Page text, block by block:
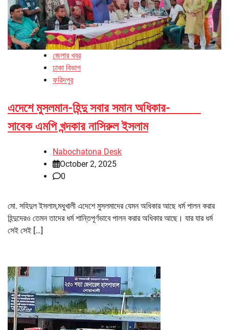
জেলার খবর
ঢাকা বিভাগ
ফরিদপুর
এদেশে মুসলমান-হিন্দু সবার সমান অধিকার-
সাবেক এমপি খন্দকার নাসিরুল ইসলাম
Nabochatona Desk
October 2, 2025
0
মো. সহিদুল ইসলাম,মধুখালী এদেশে মুসলমাদের যেমন অধিকার আছে ধর্ম পালন করার
হিন্দুদেরও তেমন তাদের ধর্ম শান্তিপূর্ণভাবে পালন করার অধিকার আছে। যার যার ধর্ম
সেই সেই […]